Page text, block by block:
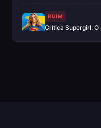
RUIM
Crítica Supergirl: